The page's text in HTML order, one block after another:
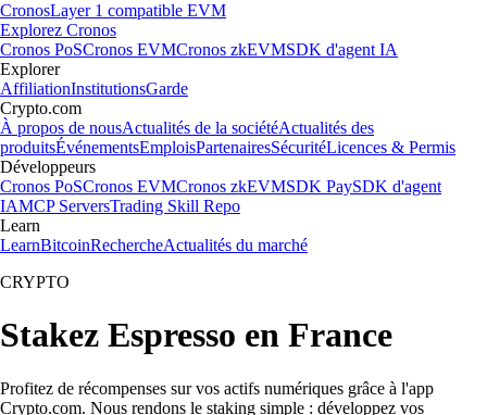
CronosLayer 1 compatible EVM
Explorez Cronos
Cronos PoSCronos EVMCronos zkEVMSDK d'agent IA
Explorer
AffiliationInstitutionsGarde
Crypto.com
À propos de nousActualités de la sociétéActualités des
produitsÉvénementsEmploisPartenairesSécuritéLicences & Permis
Développeurs
Cronos PoSCronos EVMCronos zkEVMSDK PaySDK d'agent
IAMCP ServersTrading Skill Repo
Learn
LearnBitcoinRechercheActualités du marché
CRYPTO
Stakez Espresso en France
Profitez de récompenses sur vos actifs numériques grâce à l'app
Crypto.com. Nous rendons le staking simple : développez vos